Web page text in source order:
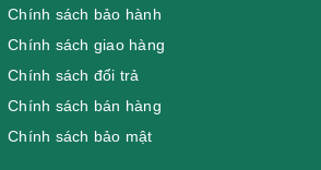
Chính sách bảo hành
Chính sách giao hàng
Chính sách đổi trả
Chính sách bán hàng
Chính sách bảo mật